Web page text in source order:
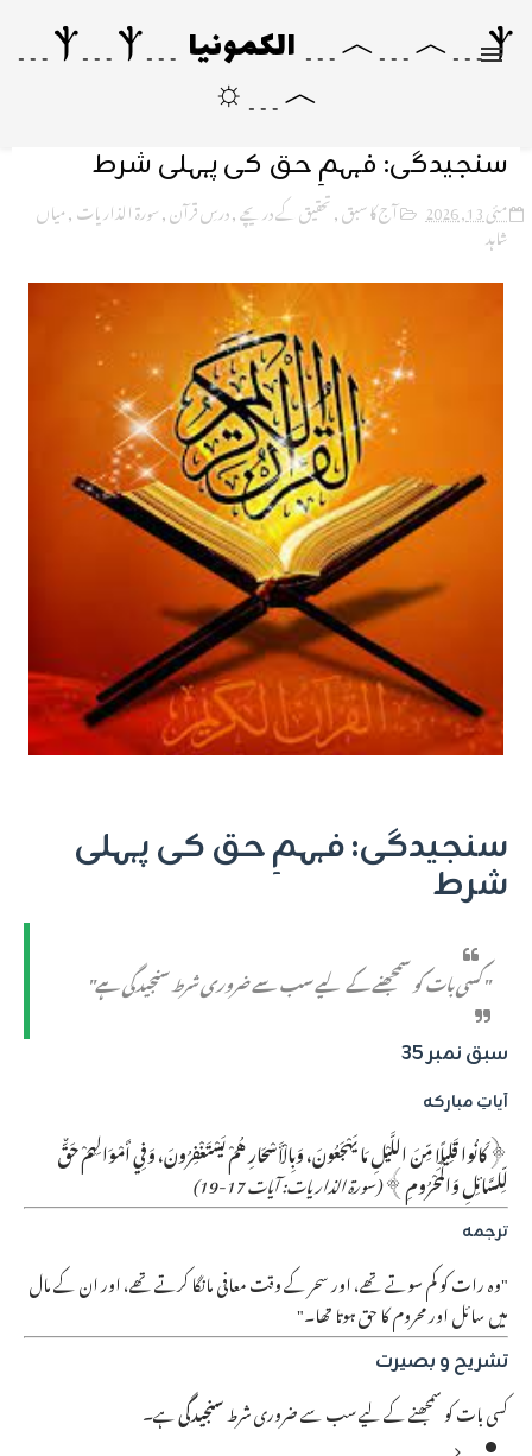
Ⲯ﹍︿﹍︿﹍ الکمونیا ﹍Ⲯ﹍Ⲯ﹍
︿﹍☼
سنجیدگی: فہمِ حق کی پہلی شرط
مئی 13, 2026 آج کا سبق,تحقیق کے دریچے,درسِ قرآن,سورۃ الذاریات,میاں
شاہد
سنجیدگی: فہمِ حق کی پہلی
شرط
"کسی بات کو سمجھنے کے لیے سب سے ضروری شرط سنجیدگی ہے"
سبق نمبر 35
آیاتِ مبارکہ
﴿كَانُوا قَلِيلًا مِّنَ اللَّيْلِ مَا يَهْجَعُونَ، وَبِالْأَسْحَارِ هُمْ يَسْتَغْفِرُونَ، وَفِي أَمْوَالِهِمْ حَقٌّ
لِّلسَّائِلِ وَالْمَحْرُومِ﴾(سورۃ الذاریات: آیات 17-19)
ترجمہ
"وہ رات کو کم سوتے تھے، اور سحر کے وقت معافی مانگا کرتے تھے، اور ان کے مال
میں سائل اور محروم کا حق ہوتا تھا۔"
تشریح و بصیرت
کسی بات کو سمجھنے کے لیے سب سے ضروری شرطسنجیدگیہے۔